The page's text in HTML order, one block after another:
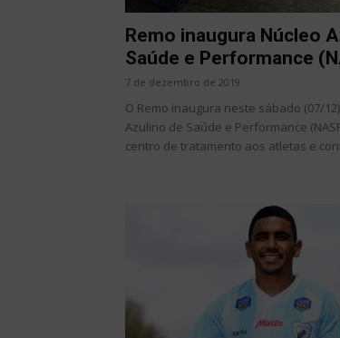
Remo inaugura Núcleo
Saúde e Performance
7 de dezembro de 2019
O Remo inaugura neste sábado (07/
Azulino de Saúde e Performance
centro de tratamento aos atletas e